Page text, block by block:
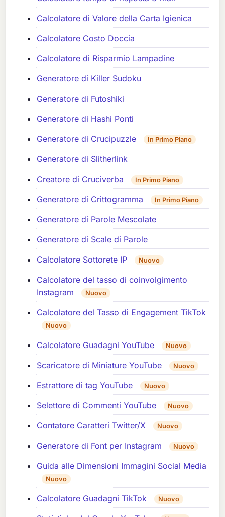
Calcolatore di Valore della Carta Igienica
Calcolatore Costo Doccia
Calcolatore di Risparmio Lampadine
Generatore di Killer Sudoku
Generatore di Futoshiki
Generatore di Hashi Ponti
Generatore di Crucipuzzle
In Primo Piano
Generatore di Slitherlink
Creatore di Cruciverba
In Primo Piano
Generatore di Crittogramma In Primo Piano
Generatore di Parole Mescolate
Generatore di Scale di Parole
Calcolatore Sottorete IP
Nuovo
Calcolatore del tasso di coinvolgimento
Instagram
Nuovo
Calcolatore del Tasso di Engagement TikTok
Nuovo
Calcolatore Guadagni YouTube Nuovo
Scaricatore di Miniature YouTube Nuovo
Estrattore di tag YouTube Nuovo
Selettore di Commenti YouTube Nuovo
Contatore Caratteri Twitter/X Nuovo
Generatore di Font per Instagram Nuovo
Guida alle Dimensioni Immagini Social Media
Nuovo
Calcolatore Guadagni TikTok Nuovo